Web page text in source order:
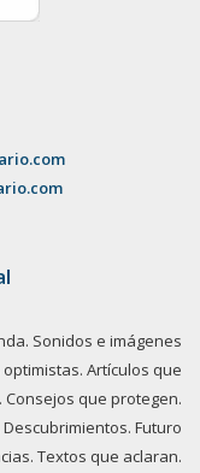
Sonidos e imágenes
Artículos que
que protegen.
Futuro
Textos que aclaran.